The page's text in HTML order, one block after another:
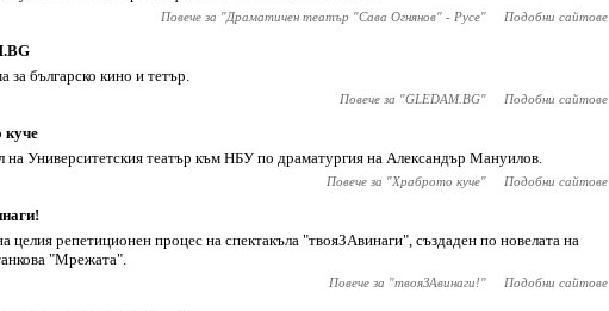
Повече за "Драматичен театър "Сава Огнянов" - Русе" Подобни сайтове
за българско кино и тетър.
Повече за "GLEDAM.BG" Подобни сайтове
куче
на Университетския театър към НБУ по драматургия на Александър Мануилов.
Повече за "Храброто куче" Подобни сайтове
целия репетиционен процес на спектакъла "твояЗАвинаги", създаден по новелата на
"Мрежата".
Повече за "твояЗАвинаги!" Подобни сайтове